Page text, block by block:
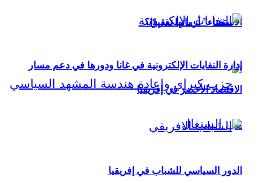
الاستفتاء” أزماتها تعقيدًا؟
إدارة النفايات الإلكترونية في غانا ودورها في دعم مسار
الاقتصاد الأخضر في إفريقيا
الدور السياسي للشباب في إفريقيا